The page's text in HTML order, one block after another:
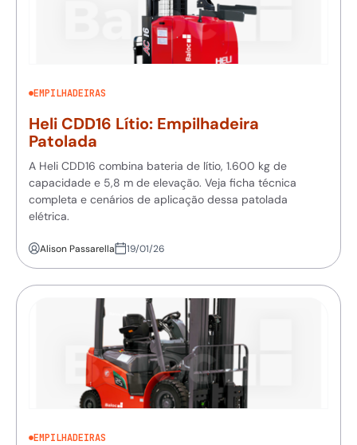
EMPILHADEIRAS
Heli CDD16 Lítio: Empilhadeira
Patolada
A Heli CDD16 combina bateria de lítio, 1.600 kg de
capacidade e 5,8 m de elevação. Veja ficha técnica
completa e cenários de aplicação dessa patolada
elétrica.
Alison Passarella 19/01/26
EMPILHADEIRAS